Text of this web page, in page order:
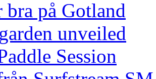
bra på Gotland
unveiled
Session